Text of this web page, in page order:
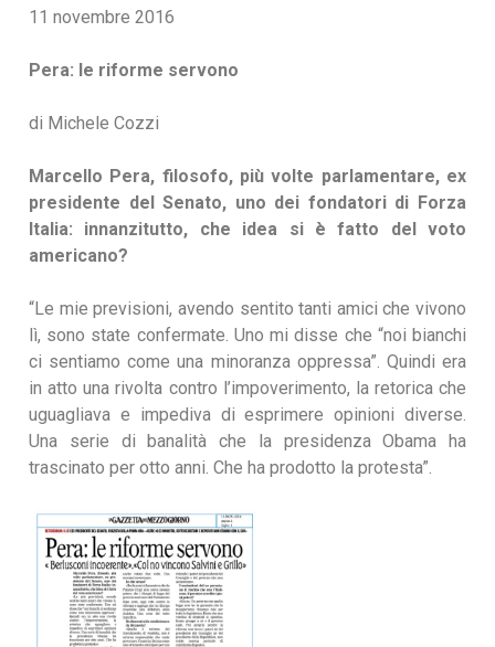
11 novembre 2016
Pera: le riforme servono
di Michele Cozzi
Marcello Pera, filosofo, più volte parlamentare, ex
presidente del Senato, uno dei fondatori di Forza
Italia: innanzitutto, che idea si è fatto del voto
americano?
“Le mie previsioni, avendo sentito tanti amici che vivono
lì, sono state confermate. Uno mi disse che “noi bianchi
ci sentiamo come una minoranza oppressa”. Quindi era
in atto una rivolta contro l’impoverimento, la retorica che
uguagliava e impediva di esprimere opinioni diverse.
Una serie di banalità che la presidenza Obama ha
trascinato per otto anni. Che ha prodotto la protesta”.